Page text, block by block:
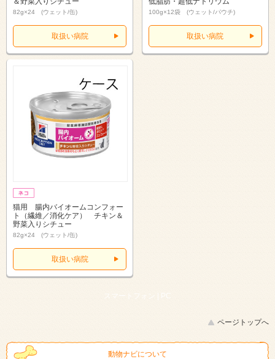
82g×24 (ウェット/缶)
取扱い病院
100g×12袋 (ウェット/パウチ)
取扱い病院
猫用 腸内バイオームコンフォー
ト（繊維／消化ケア） チキン＆
野菜入りシチュー
82g×24 (ウェット/缶)
取扱い病院
スマートフォン |
ページトップへ
動物ナビについて